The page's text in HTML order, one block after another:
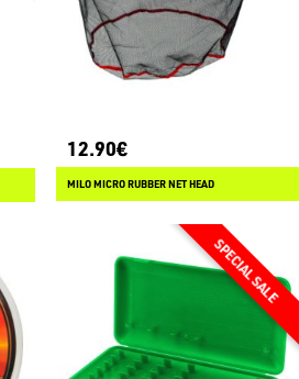
12.90€
MILO MICRO RUBBER NET HEAD